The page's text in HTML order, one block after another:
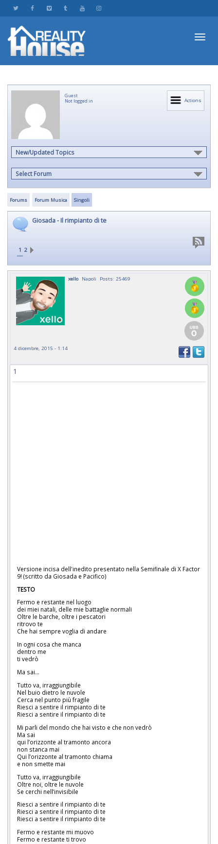
Actions
Guest
Not logged in
New/Updated Topics
Select Forum
Forums Forum Musica Singoli
Giosada - Il rimpianto di te
1 2
xello Napoli Posts: 25469
4 dicembre, 2015 - 1:14
1
Versione incisa dell'inedito presentato nella Semifinale di X Factor
9! (scritto da Giosada e Pacifico)
TESTO
Fermo e restante nel luogo
dei miei natali, delle mie battaglie normali
Oltre le barche, oltre i pescatori
ritrovo te
Che hai sempre voglia di andare
In ogni cosa che manca
dentro me
ti vedrò
Ma sai…
Tutto va, irraggiungibile
Nel buio dietro le nuvole
Cerca nel punto più fragile
Riesci a sentire il rimpianto di te
Riesci a sentire il rimpianto di te
Mi parli del mondo che hai visto e che non vedrò
Ma sai
qui l’orizzonte al tramonto ancora
non stanca mai
Qui l’orizzonte al tramonto chiama
e non smette mai
Tutto va, irraggiungibile
Oltre noi, oltre le nuvole
Se cerchi nell’invisibile
Riesci a sentire il rimpianto di te
Riesci a sentire il rimpianto di te
Riesci a sentire il rimpianto di te
Fermo e restante mi muovo
Fermo e restante ti trovo